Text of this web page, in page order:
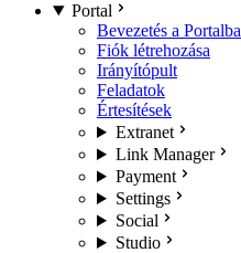
Portal
Bevezetés a Portalba
Fiók létrehozása
Irányítópult
Feladatok
Értesítések
Extranet
Link Manager
Payment
Settings
Social
Studio